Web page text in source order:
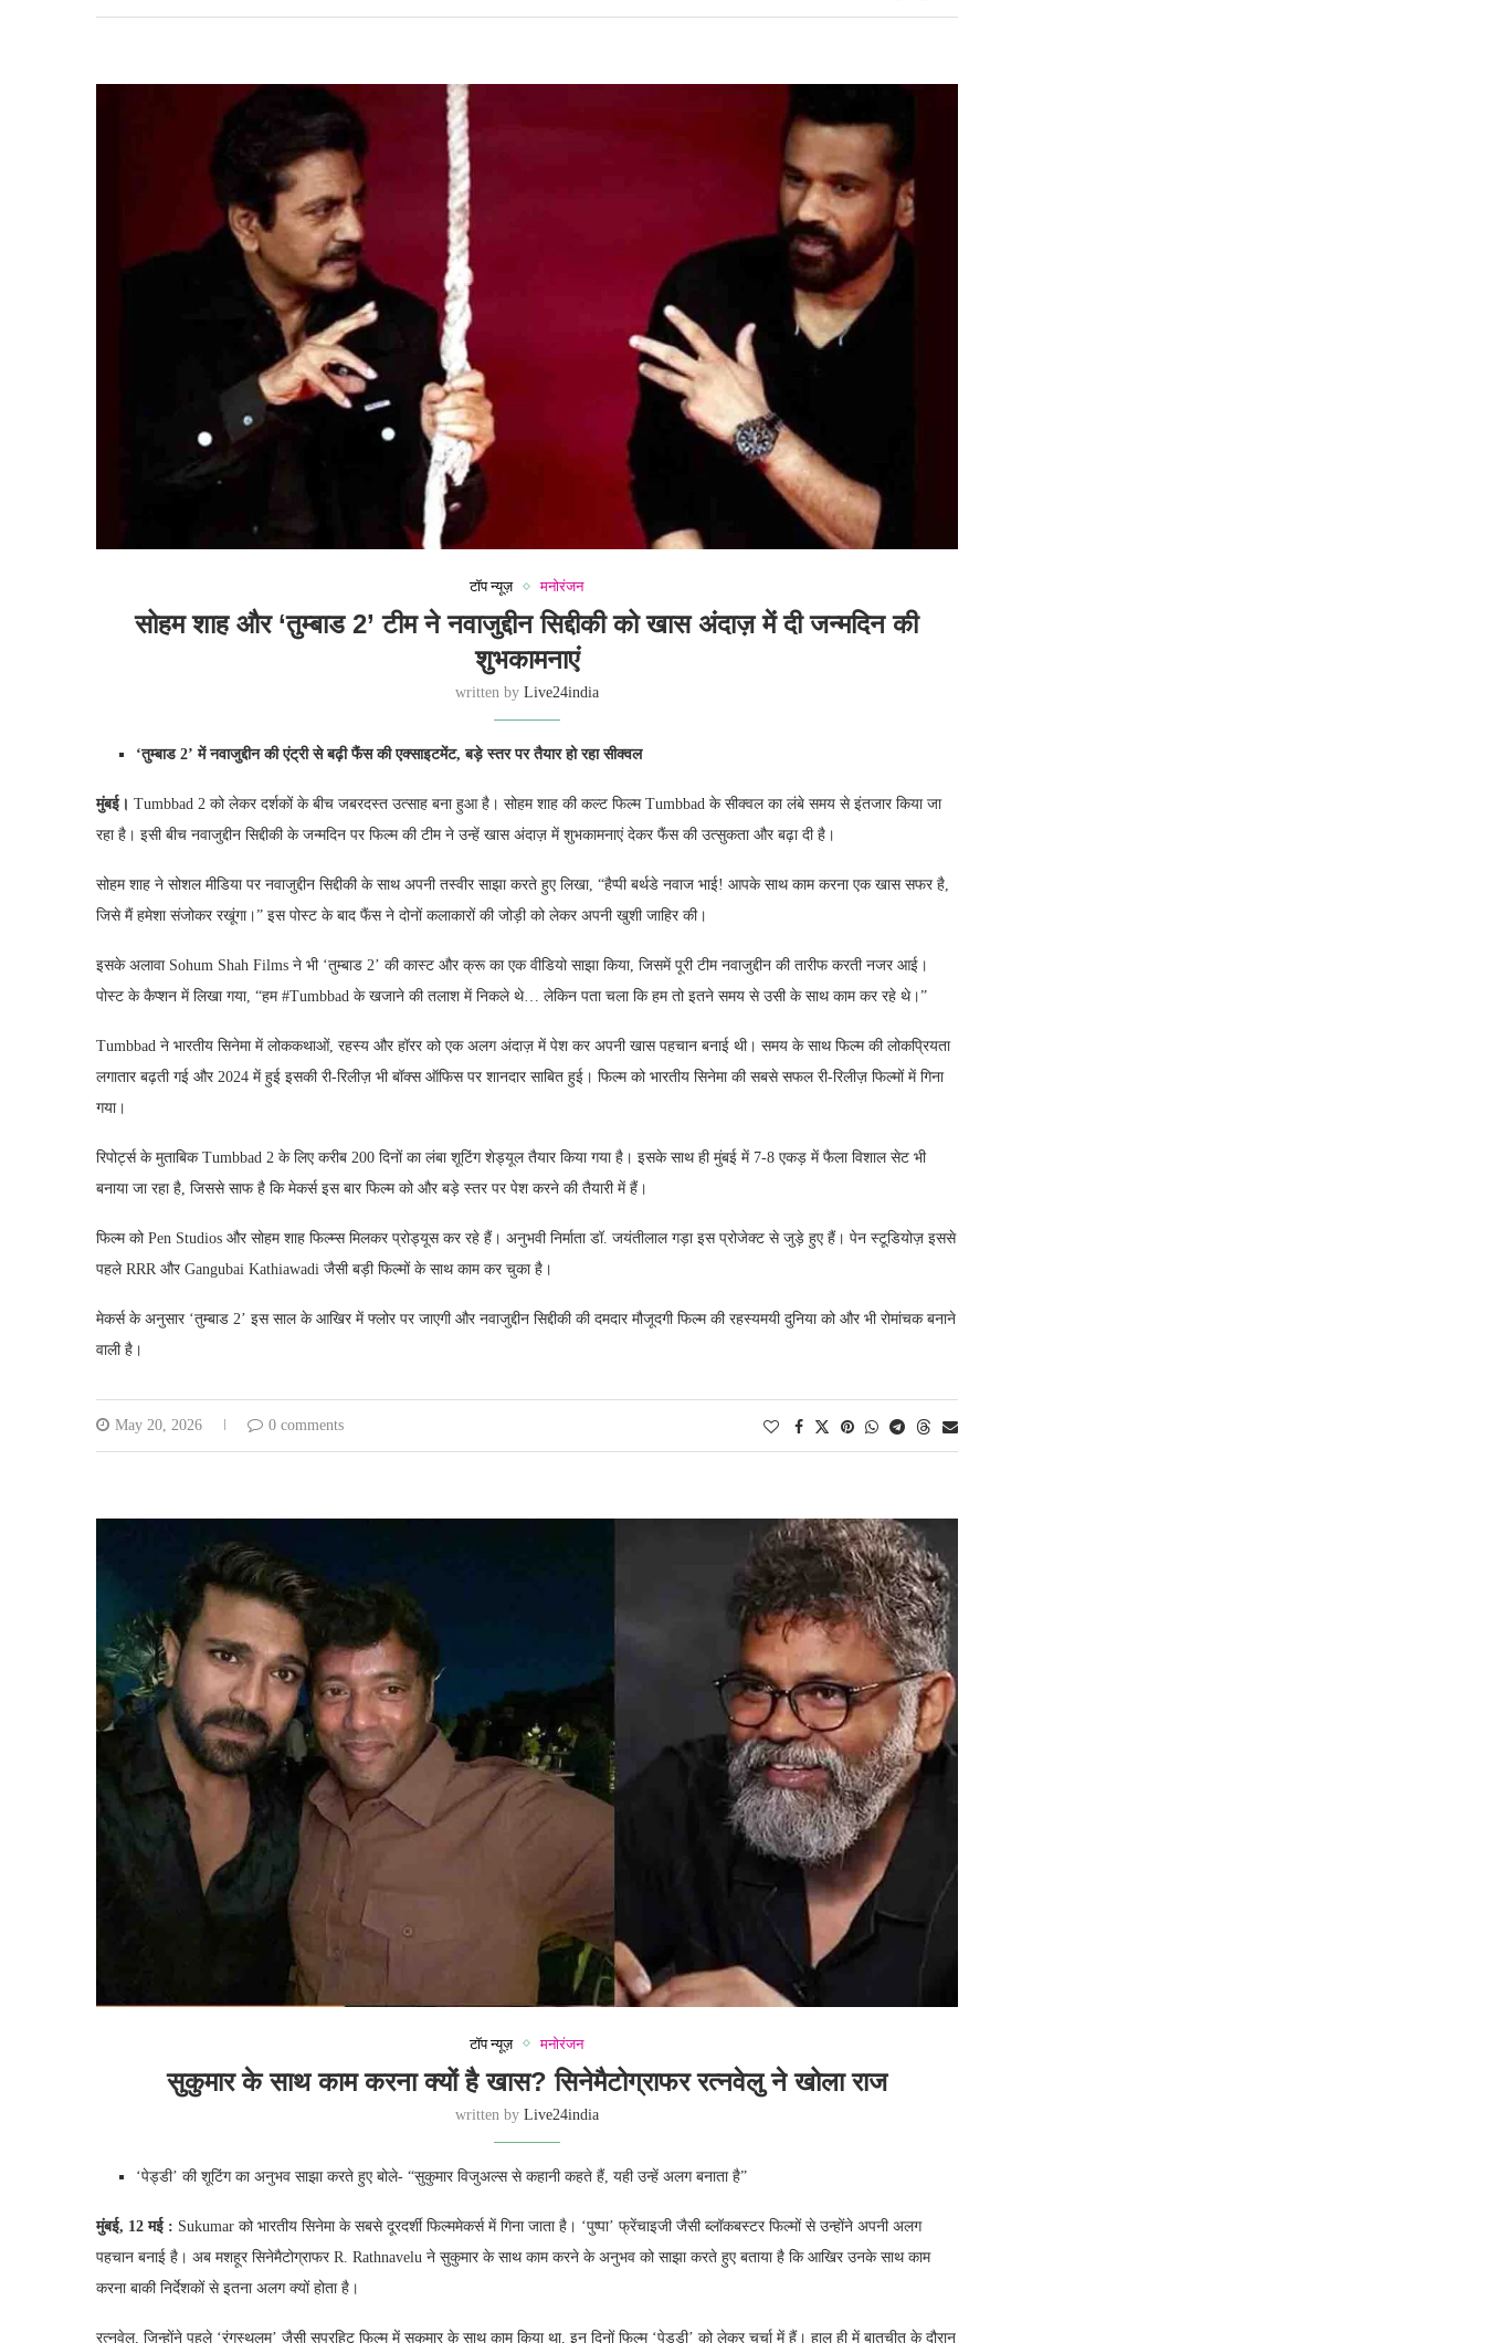
टॉप न्यूज़ मनोरंजन
सोहम शाह और ‘तुम्बाड 2’ टीम ने नवाजुद्दीन सिद्दीकी को खास अंदाज़ में दी जन्मदिन की
शुभकामनाएं
written by Live24india
‘तुम्बाड 2’ में नवाजुद्दीन की एंट्री से बढ़ी फैंस की एक्साइटमेंट, बड़े स्तर पर तैयार हो रहा सीक्वल
मुंबई। Tumbbad 2 को लेकर दर्शकों के बीच जबरदस्त उत्साह बना हुआ है। सोहम शाह की कल्ट फिल्म Tumbbad के सीक्वल का लंबे समय से इंतजार किया जा
रहा है। इसी बीच नवाजुद्दीन सिद्दीकी के जन्मदिन पर फिल्म की टीम ने उन्हें खास अंदाज़ में शुभकामनाएं देकर फैंस की उत्सुकता और बढ़ा दी है।
सोहम शाह ने सोशल मीडिया पर नवाजुद्दीन सिद्दीकी के साथ अपनी तस्वीर साझा करते हुए लिखा, “हैप्पी बर्थडे नवाज भाई! आपके साथ काम करना एक खास सफर है,
जिसे मैं हमेशा संजोकर रखूंगा।” इस पोस्ट के बाद फैंस ने दोनों कलाकारों की जोड़ी को लेकर अपनी खुशी जाहिर की।
इसके अलावा Sohum Shah Films ने भी ‘तुम्बाड 2’ की कास्ट और क्रू का एक वीडियो साझा किया, जिसमें पूरी टीम नवाजुद्दीन की तारीफ करती नजर आई।
पोस्ट के कैप्शन में लिखा गया, “हम #Tumbbad के खजाने की तलाश में निकले थे… लेकिन पता चला कि हम तो इतने समय से उसी के साथ काम कर रहे थे।”
Tumbbad ने भारतीय सिनेमा में लोककथाओं, रहस्य और हॉरर को एक अलग अंदाज़ में पेश कर अपनी खास पहचान बनाई थी। समय के साथ फिल्म की लोकप्रियता
लगातार बढ़ती गई और 2024 में हुई इसकी री-रिलीज़ भी बॉक्स ऑफिस पर शानदार साबित हुई। फिल्म को भारतीय सिनेमा की सबसे सफल री-रिलीज़ फिल्मों में गिना
गया।
रिपोर्ट्स के मुताबिक Tumbbad 2 के लिए करीब 200 दिनों का लंबा शूटिंग शेड्यूल तैयार किया गया है। इसके साथ ही मुंबई में 7-8 एकड़ में फैला विशाल सेट भी
बनाया जा रहा है, जिससे साफ है कि मेकर्स इस बार फिल्म को और बड़े स्तर पर पेश करने की तैयारी में हैं।
फिल्म को Pen Studios और सोहम शाह फिल्म्स मिलकर प्रोड्यूस कर रहे हैं। अनुभवी निर्माता डॉ. जयंतीलाल गड़ा इस प्रोजेक्ट से जुड़े हुए हैं। पेन स्टूडियोज़ इससे
पहले RRR और Gangubai Kathiawadi जैसी बड़ी फिल्मों के साथ काम कर चुका है।
मेकर्स के अनुसार ‘तुम्बाड 2’ इस साल के आखिर में फ्लोर पर जाएगी और नवाजुद्दीन सिद्दीकी की दमदार मौजूदगी फिल्म की रहस्यमयी दुनिया को और भी रोमांचक बनाने
वाली है।
May 20, 2026 0 comments
टॉप न्यूज़ मनोरंजन
सुकुमार के साथ काम करना क्यों है खास? सिनेमैटोग्राफर रत्नवेलु ने खोला राज
written by Live24india
‘पेड्डी’ की शूटिंग का अनुभव साझा करते हुए बोले- “सुकुमार विजुअल्स से कहानी कहते हैं, यही उन्हें अलग बनाता है”
मुंबई, 12 मई : Sukumar को भारतीय सिनेमा के सबसे दूरदर्शी फिल्ममेकर्स में गिना जाता है। ‘पुष्पा’ फ्रेंचाइजी जैसी ब्लॉकबस्टर फिल्मों से उन्होंने अपनी अलग
पहचान बनाई है। अब मशहूर सिनेमैटोग्राफर R. Rathnavelu ने सुकुमार के साथ काम करने के अनुभव को साझा करते हुए बताया है कि आखिर उनके साथ काम
करना बाकी निर्देशकों से इतना अलग क्यों होता है।
रत्नवेलु, जिन्होंने पहले ‘रंगस्थलम’ जैसी सुपरहिट फिल्म में सुकुमार के साथ काम किया था, इन दिनों फिल्म ‘पेड्डी’ को लेकर चर्चा में हैं। हाल ही में बातचीत के दौरान